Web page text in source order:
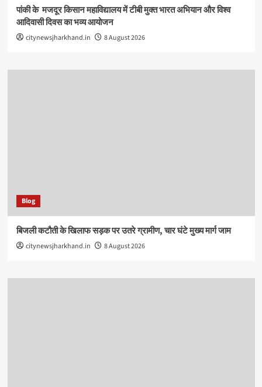
पांकी के ​ मजदूर किसान महाविद्यालय में टीबी मुक्त भारत अभियान और विश्व
आदिवासी दिवस का भव्य आयोजन
citynewsjharkhand.in 8 August 2026
Blog
बिजली कटौती के खिलाफ सड़क पर उतरे ग्रामीण, चार घंटे मुख्य मार्ग जाम
citynewsjharkhand.in 8 August 2026